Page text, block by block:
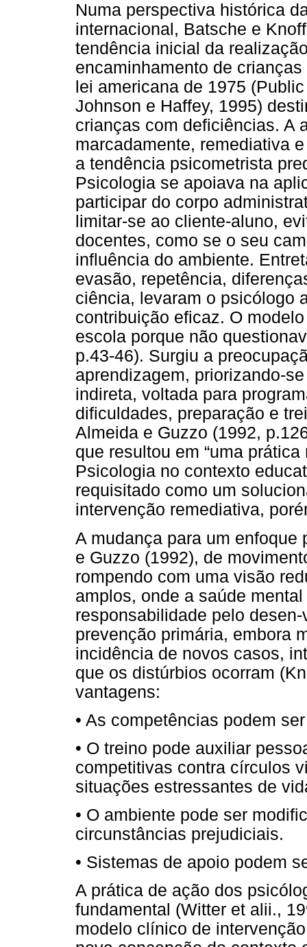
Numa perspectiva histórica
internacional, Batsche e
tendência inicial da
encaminhamento de
lei americana de 1975
Johnson e Haffey, 1995)
crianças com deficiências. A
marcadamente, remediativa
a tendência psicometrista
Psicologia se apoiava na
participar do corpo
limitar-se ao cliente-aluno,
docentes, como se o seu
influência do ambiente.
evasão, repetência,
ciência, levaram o psicólogo
contribuição eficaz. O
escola porque não
p.43-46). Surgiu a
aprendizagem, priorizando-
indireta, voltada para
dificuldades, preparação e
Almeida e Guzzo (1992,
que resultou em “uma
Psicologia no contexto
requisitado como um
intervenção remediativa,
A mudança para um enfoque
e Guzzo (1992), de
rompendo com uma visão
amplos, onde a saúde
responsabilidade pelo
prevenção primária, embora
incidência de novos casos,
que os distúrbios ocorram
vantagens:
• As competências podem
• O treino pode auxiliar
competitivas contra círculos
situações estressantes de
• O ambiente pode ser
circunstâncias prejudiciais.
• Sistemas de apoio podem
A prática de ação dos
fundamental (Witter et alii.,
modelo clínico de